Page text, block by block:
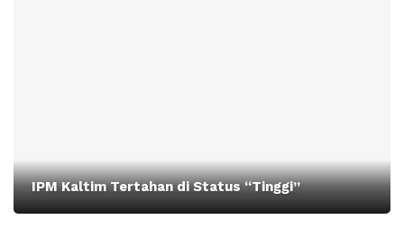
IPM Kaltim Tertahan di Status “Tinggi”